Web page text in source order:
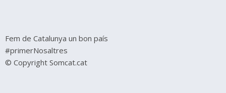
Fem de Catalunya un bon país
#primerNosaltres
© Copyright Somcat.cat